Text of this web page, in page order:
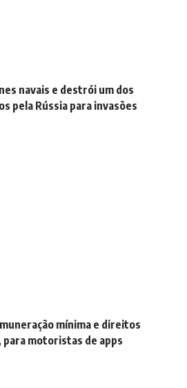
navais e destrói um dos
pela Rússia para invasões
mínima e direitos
motoristas de apps